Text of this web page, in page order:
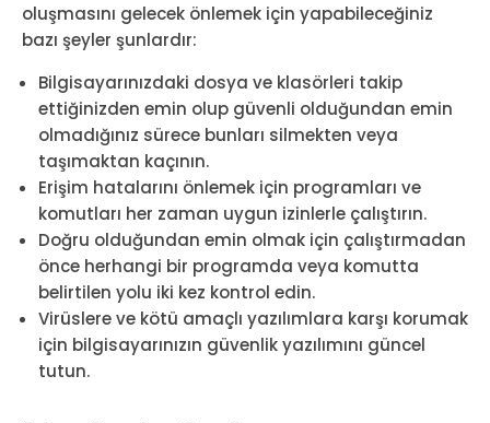
oluşmasını gelecek önlemek için yapabileceğiniz
bazı şeyler şunlardır:
Bilgisayarınızdaki dosya ve klasörleri takip
ettiğinizden emin olup güvenli olduğundan emin
olmadığınız sürece bunları silmekten veya
taşımaktan kaçının.
Erişim hatalarını önlemek için programları ve
komutları her zaman uygun izinlerle çalıştırın.
Doğru olduğundan emin olmak için çalıştırmadan
önce herhangi bir programda veya komutta
belirtilen yolu iki kez kontrol edin.
Virüslere ve kötü amaçlı yazılımlara karşı korumak
için bilgisayarınızın güvenlik yazılımını güncel
tutun.